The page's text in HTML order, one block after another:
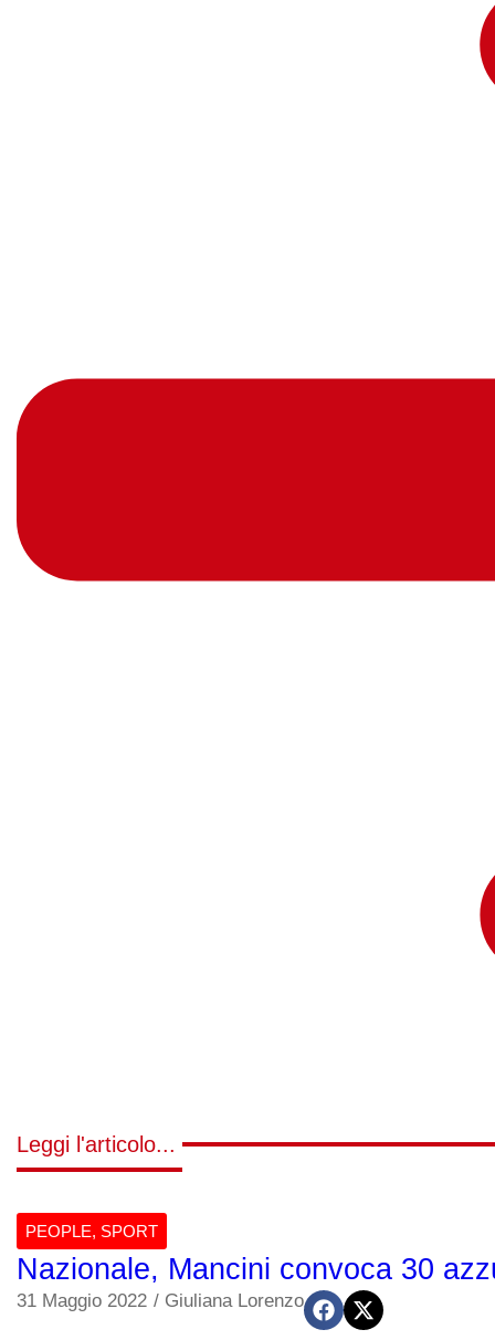
Leggi l'articolo...
PEOPLE, SPORT
Nazionale, Mancini convoca 30
31 Maggio 2022 / Giuliana Lorenzo